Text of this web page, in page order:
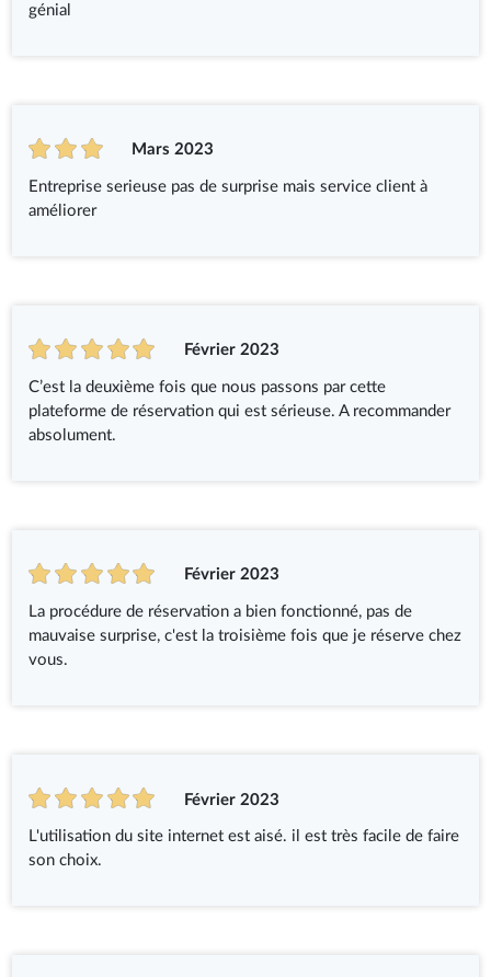
génial
Mars 2023
Entreprise serieuse pas de surprise mais service client à
améliorer
Février 2023
C’est la deuxième fois que nous passons par cette
plateforme de réservation qui est sérieuse. A recommander
absolument.
Février 2023
La procédure de réservation a bien fonctionné, pas de
mauvaise surprise, c'est la troisième fois que je réserve chez
vous.
Février 2023
L'utilisation du site internet est aisé. il est très facile de faire
son choix.